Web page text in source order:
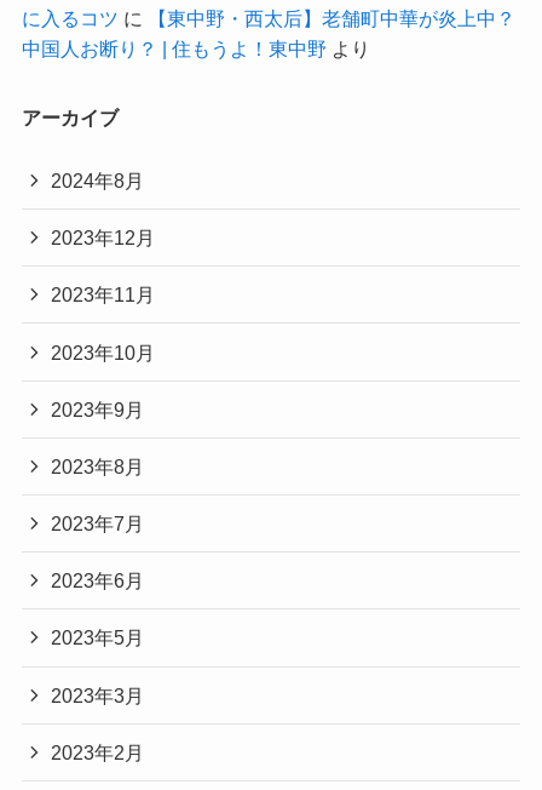
に入るコツ に
【東中野・西太后】老舗町中華が炎上中？
中国人お断り？ | 住もうよ！東中野 より
アーカイブ
2024年8月
2023年12月
2023年11月
2023年10月
2023年9月
2023年8月
2023年7月
2023年6月
2023年5月
2023年3月
2023年2月